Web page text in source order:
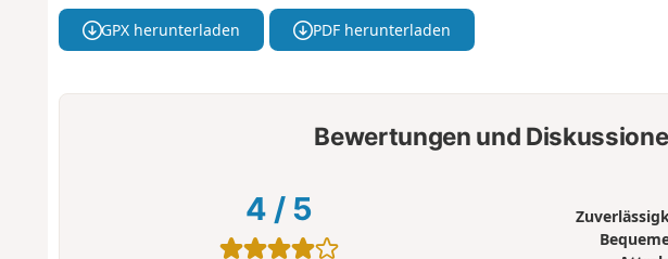
GPX herunterladen PDF herunterladen
Bewertungen und
4 / 5